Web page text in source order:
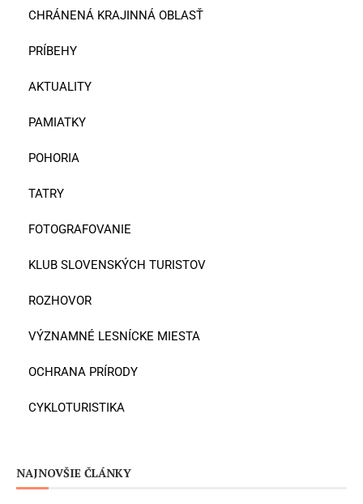
CHRÁNENÁ KRAJINNÁ OBLASŤ
PRÍBEHY
AKTUALITY
PAMIATKY
POHORIA
TATRY
FOTOGRAFOVANIE
KLUB SLOVENSKÝCH TURISTOV
ROZHOVOR
VÝZNAMNÉ LESNÍCKE MIESTA
OCHRANA PRÍRODY
CYKLOTURISTIKA
NAJNOVŠIE ČLÁNKY